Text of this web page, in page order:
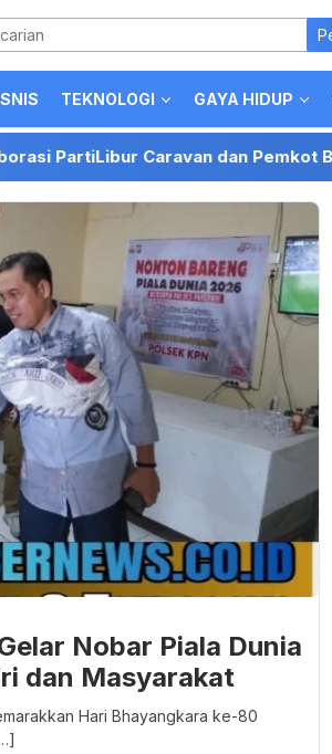
TEKNOLOGI GAYA HIDUP
Caravan dan Pemkot Batu
Nobar Piala Dunia
dan Masyarakat
Hari Bhayangkara ke-80